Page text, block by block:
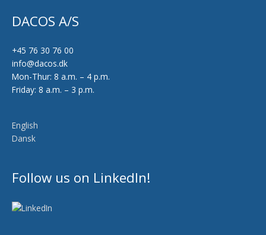
DACOS A/S
+45 76 30 76 00
info@dacos.dk
Mon-Thur: 8 a.m. – 4 p.m.
Friday: 8 a.m. – 3 p.m.
English
Dansk
Follow us on LinkedIn!